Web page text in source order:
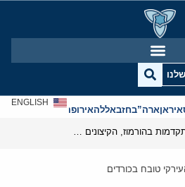
איראןארה”בחזבאללהאירופהאנטישמיות
ENGLISH
טובח בכורדים